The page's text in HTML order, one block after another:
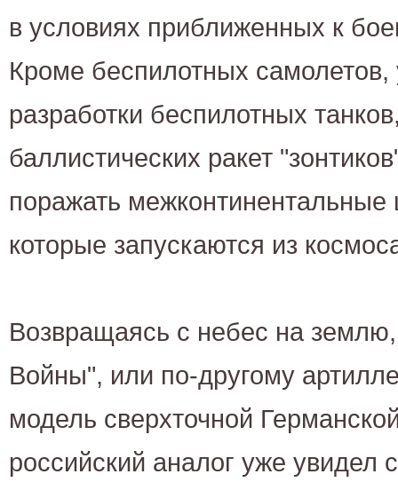
в условиях приближенных к
Кроме беспилотных самолетов,
разработки беспилотных
баллистических ракет
поражать межконтинентальные
которые запускаются из
Возвращаясь с небес на
Войны", или по-другому
модель сверхточной
российский аналог уже